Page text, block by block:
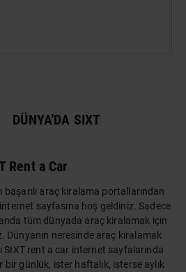
DÜNYA'DA SIXT
Rent a Car
başarılı araç kiralama portallarından
sayfasına hoş geldiniz. Sadece
tüm dünyada araç kiralamak için
Dünyanın neresinde araç kiralamak
SIXT rent a car internet sayfalarında
bir günlük, ister haftalık, isterse aylık